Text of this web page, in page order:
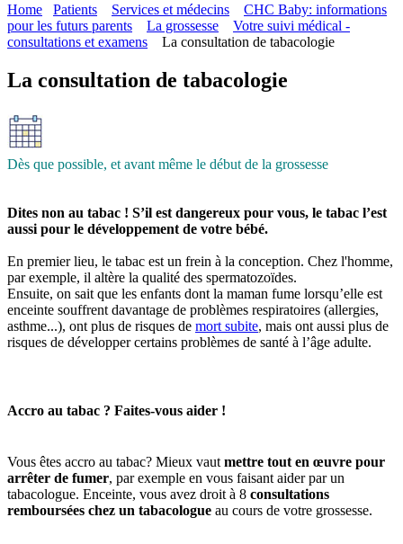
Home Patients Services et médecins
CHC Baby: informations
pour les futurs parents
La grossesse
Votre suivi médical -
consultations et examens
La consultation de tabacologie
La consultation de tabacologie
Dès que possible, et avant même le début de la grossesse
Dites non au tabac ! S’il est dangereux pour vous, le tabac l’est
aussi pour le développement de votre bébé.
En premier lieu, le tabac est un frein à la conception. Chez l'homme,
par exemple, il altère la qualité des spermatozoïdes.
Ensuite, on sait que les enfants dont la maman fume lorsqu’elle est
enceinte souffrent davantage de problèmes respiratoires (allergies,
asthme...), ont plus de risques de mort subite, mais ont aussi plus de
risques de développer certains problèmes de santé à l’âge adulte.
Accro au tabac ? Faites-vous aider !
Vous êtes accro au tabac? Mieux vaut mettre tout en œuvre pour
arrêter de fumer, par exemple en vous faisant aider par un
tabacologue. Enceinte, vous avez droit à 8 consultations
remboursées chez un tabacologue au cours de votre grossesse.